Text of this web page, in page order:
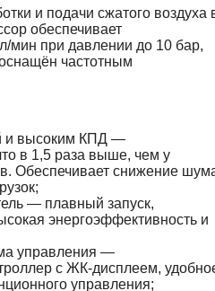
и подачи сжатого воздуха
обеспечивает
мин при давлении до 10 бар,
частотным
и высоким КПД —
в 1,5 раза выше, чем у
Обеспечивает снижение
— плавный запуск,
энергоэффективность и
управления —
с ЖК-дисплеем,
управления;